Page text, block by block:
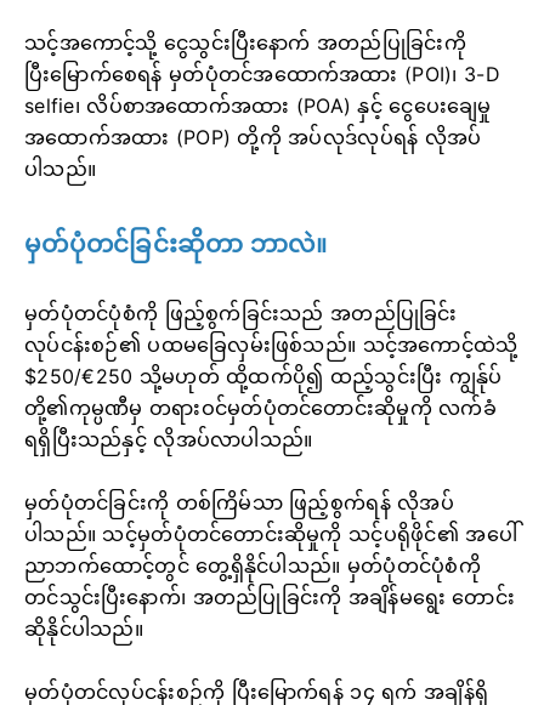
သင့်အကောင့်သို့ ငွေသွင်းပြီးနောက် အတည်ပြုခြင်းကို
ပြီးမြောက်စေရန် မှတ်ပုံတင်အထောက်အထား (POI)၊ 3-D
selfie၊ လိပ်စာအထောက်အထား (POA) နှင့် ငွေပေးချေမှု
အထောက်အထား (POP) တို့ကို အပ်လုဒ်လုပ်ရန် လိုအပ်
ပါသည်။
မှတ်ပုံတင်ခြင်းဆိုတာ ဘာလဲ။
မှတ်ပုံတင်ပုံစံကို ဖြည့်စွက်ခြင်းသည် အတည်ပြုခြင်း
လုပ်ငန်းစဉ်၏ ပထမခြေလှမ်းဖြစ်သည်။ သင့်အကောင့်ထဲသို့
$250/€250 သို့မဟုတ် ထို့ထက်ပို၍ ထည့်သွင်းပြီး ကျွန်ုပ်
တို့၏ကုမ္ပဏီမှ တရားဝင်မှတ်ပုံတင်တောင်းဆိုမှုကို လက်ခံ
ရရှိပြီးသည်နှင့် လိုအပ်လာပါသည်။
မှတ်ပုံတင်ခြင်းကို တစ်ကြိမ်သာ ဖြည့်စွက်ရန် လိုအပ်
ပါသည်။ သင့်မှတ်ပုံတင်တောင်းဆိုမှုကို သင့်ပရိုဖိုင်၏ အပေါ်
ညာဘက်ထောင့်တွင် တွေ့ရှိနိုင်ပါသည်။ မှတ်ပုံတင်ပုံစံကို
တင်သွင်းပြီးနောက်၊ အတည်ပြုခြင်းကို အချိန်မရွေး တောင်း
ဆိုနိုင်ပါသည်။
မှတ်ပုံတင်လုပ်ငန်းစဉ်ကို ပြီးမြောက်ရန် ၁၄ ရက် အချိန်ရှိ